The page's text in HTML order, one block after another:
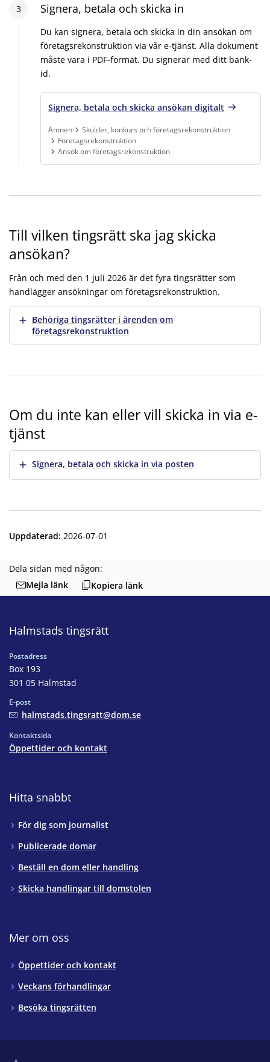
3 Steg3:
Signera, betala och skicka in
Du kan signera, betala och skicka in din ansökan om
företagsrekonstruktion via vår e-tjänst. Alla dokument
måste vara i PDF-format. Du signerar med ditt bank-
id.
Signera, betala och skicka ansökan digitalt
Ämnen
Skulder, konkurs och företagsrekonstruktion
Företagsrekonstruktion
Ansök om företagsrekonstruktion
Finns under:Ämnen, Skulder, konkurs och
Till vilken tingsrätt ska jag skicka
ansökan?
Från och med den 1 juli 2026 är det fyra tingsrätter som
handlägger ansökningar om företagsrekonstruktion.
Visa merBehöriga tingsrätter i ärenden om
företagsrekonstruktion
Om du inte kan eller vill skicka in via e-
tjänst
Visa merSignera, betala och skicka in via posten
Uppdaterad: 2026-07-01
Dela sidan med någon:
Mejla länk
Kopiera länk
Halmstads tingsrätt
Postadress
Box 193
301 05 Halmstad
E-post
halmstads.tingsratt@dom.se
Kontaktsida
Öppettider och kontakt
Hitta snabbt
För dig som journalist
Publicerade domar
Beställ en dom eller handling
Skicka handlingar till domstolen
Mer om oss
Öppettider och kontakt
Veckans förhandlingar
Besöka tingsrätten